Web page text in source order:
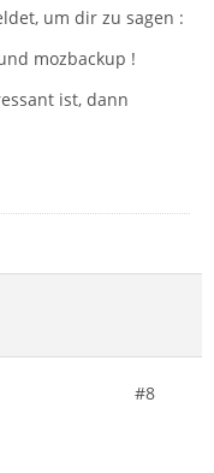
um dir zu sagen :
mozbackup !
ist, dann
#8